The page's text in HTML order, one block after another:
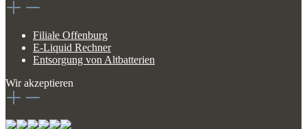
Filiale Offenburg
E-Liquid Rechner
Entsorgung von Altbatterien
Wir akzeptieren